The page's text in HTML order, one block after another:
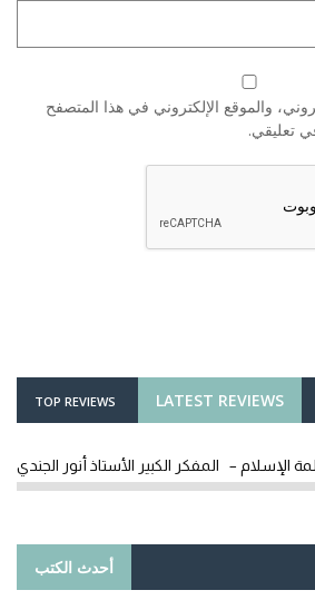
والموقع الإلكتروني في هذا المتصفح
تعليقي.
LATEST REVIEWS
TOP REVIEWS
الإسلام – المفكر الكبير الأستاذ أنور الجندي
أحدث الكتب